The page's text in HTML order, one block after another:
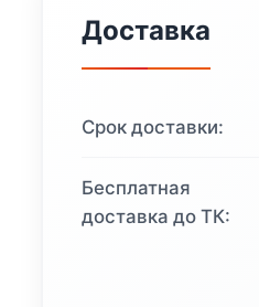
967 ₽.
Доставка
Срок доставки:
Бесплатная
доставка до ТК: